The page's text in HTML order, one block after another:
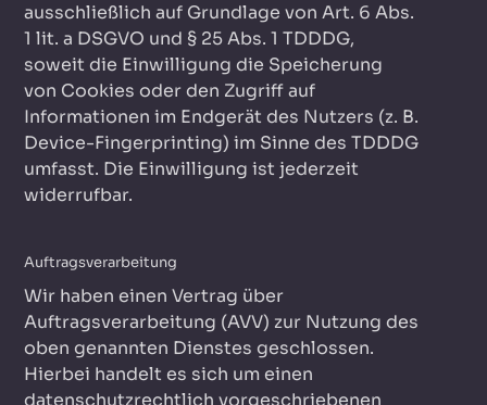
ausschließlich auf Grundlage von Art. 6 Abs.
1 lit. a DSGVO und § 25 Abs. 1 TDDDG,
soweit die Einwilligung die Speicherung
von Cookies oder den Zugriff auf
Informationen im Endgerät des Nutzers (z. B.
Device-Fingerprinting) im Sinne des TDDDG
umfasst. Die Einwilligung ist jederzeit
widerrufbar.
Auftragsverarbeitung
Wir haben einen Vertrag über
Auftragsverarbeitung (AVV) zur Nutzung des
oben genannten Dienstes geschlossen.
Hierbei handelt es sich um einen
datenschutzrechtlich vorgeschriebenen